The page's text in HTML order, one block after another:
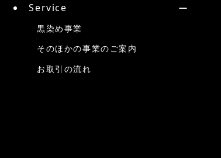
Service
黒染め事業
そのほかの事業のご案内
お取引の流れ